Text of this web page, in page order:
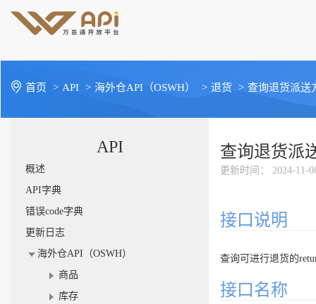
首页 > API > 海外仓API（OSWH） > 退货 > 查询退货派送
API
概述
API字典
错误code字典
更新日志
海外仓API（OSWH）
商品
库存
查询退货派
更新时间 ： 2024-11-
接口说明
查询可进行退货的
接口名称